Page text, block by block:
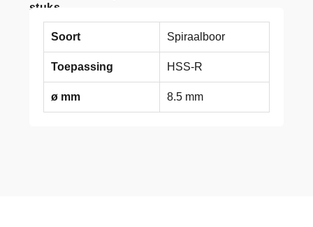
stuks
Soort Spiraalboor
Toepassing HSS-R
ø mm 8.5 mm